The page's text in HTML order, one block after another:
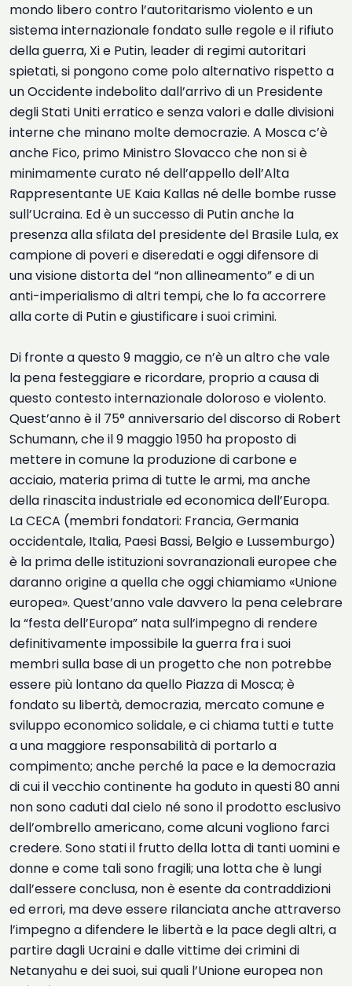
mondo libero contro l’autoritarismo violento e un
sistema internazionale fondato sulle regole e il rifiuto
della guerra, Xi e Putin, leader di regimi autoritari
spietati, si pongono come polo alternativo rispetto a
un Occidente indebolito dall’arrivo di un Presidente
degli Stati Uniti erratico e senza valori e dalle divisioni
interne che minano molte democrazie. A Mosca c’è
anche Fico, primo Ministro Slovacco che non si è
minimamente curato né dell’appello dell’Alta
Rappresentante UE Kaia Kallas né delle bombe russe
sull’Ucraina. Ed è un successo di Putin anche la
presenza alla sfilata del presidente del Brasile Lula, ex
campione di poveri e diseredati e oggi difensore di
una visione distorta del “non allineamento” e di un
anti-imperialismo di altri tempi, che lo fa accorrere
alla corte di Putin e giustificare i suoi crimini.
Di fronte a questo 9 maggio, ce n’è un altro che vale
la pena festeggiare e ricordare, proprio a causa di
questo contesto internazionale doloroso e violento.
Quest’anno è il 75° anniversario del discorso di Robert
Schumann,che il 9 maggio 1950 ha proposto di
mettere in comune la produzione di carbone e
acciaio, materia prima di tutte le armi, ma anche
della rinascita industriale ed economica dell’Europa.
La CECA (membri fondatori: Francia, Germania
occidentale, Italia, Paesi Bassi, Belgio e Lussemburgo)
è la prima delle istituzioni sovranazionali europee che
daranno origine a quella che oggi chiamiamo «Unione
europea». Quest’anno vale davvero la pena celebrare
la “festa dell’Europa” nata sull’impegno di rendere
definitivamente impossibile la guerra fra i suoi
membri sulla base di un progetto che non potrebbe
essere più lontano da quello Piazza di Mosca; è
fondato su libertà, democrazia, mercato comune e
sviluppo economico solidale, e ci chiama tutti e tutte
a una maggiore responsabilità di portarlo a
compimento; anche perché la pace e la democrazia
di cui il vecchio continente ha goduto in questi 80 anni
non sono caduti dal cielo né sono il prodotto esclusivo
dell’ombrello americano, come alcuni vogliono farci
credere. Sono stati il frutto della lotta di tanti uomini e
donne e come tali sono fragili; una lotta che è lungi
dall’essere conclusa, non è esente da contraddizioni
ed errori, ma deve essere rilanciata anche attraverso
l’impegno a difendere le libertà e la pace degli altri, a
partire dagli Ucraini e dalle vittime dei crimini di
Netanyahu e dei suoi, sui quali l’Unione europea non